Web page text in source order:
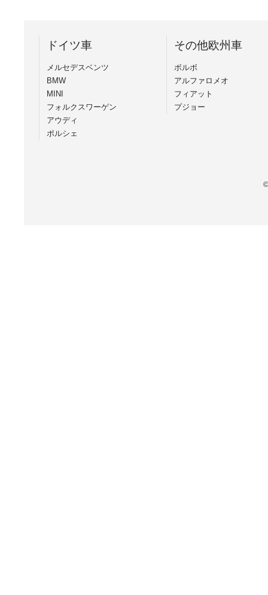
ドイツ車
メルセデスベンツ
BMW
MINI
フォルクスワーゲン
アウディ
ポルシェ
その他欧州車
ボルボ
アルファロメオ
フィアット
プジョー